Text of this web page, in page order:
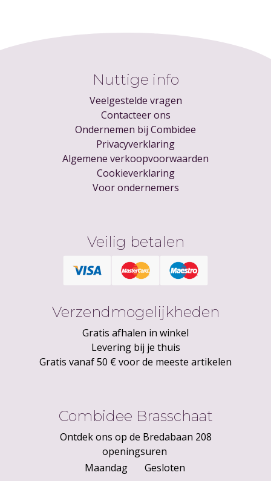
Nuttige info
Veelgestelde vragen
Contacteer ons
Ondernemen bij Combidee
Privacyverklaring
Algemene verkoopvoorwaarden
Cookieverklaring
Voor ondernemers
Veilig betalen
Verzendmogelijkheden
Gratis afhalen in winkel
Levering bij je thuis
Gratis vanaf 50 € voor de meeste artikelen
Combidee Brasschaat
Ontdek ons op de Bredabaan 208
openingsuren
Maandag
Gesloten